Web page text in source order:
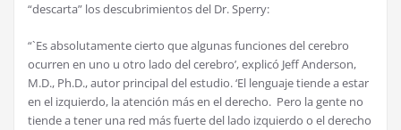
“descarta” los descubrimientos del Dr. Sperry:
“`Es absolutamente cierto que algunas funciones del cerebro
ocurren en uno u otro lado del cerebro’, explicó Jeff Anderson,
M.D., Ph.D., autor principal del estudio. ‘El lenguaje tiende a estar
en el izquierdo, la atención más en el derecho. Pero la gente no
tiende a tener una red más fuerte del lado izquierdo o el derecho